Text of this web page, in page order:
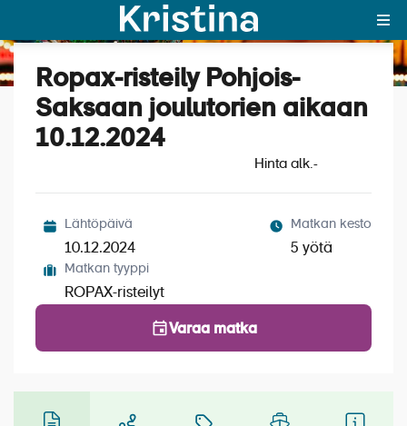
MAJAKKA-portaali
Suosikit
OTA YHTEYTTÄ
Kohteet
Laivat
Katso kuvat (6)
Ropax-risteily Pohjois-
Saksaan joulutorien aikaan
10.12.2024
Hinta alk.-
Lähtöpäivä
10.12.2024
Matkan kesto
5 yötä
Matkan tyyppi
ROPAX-risteilyt
Varaa matka